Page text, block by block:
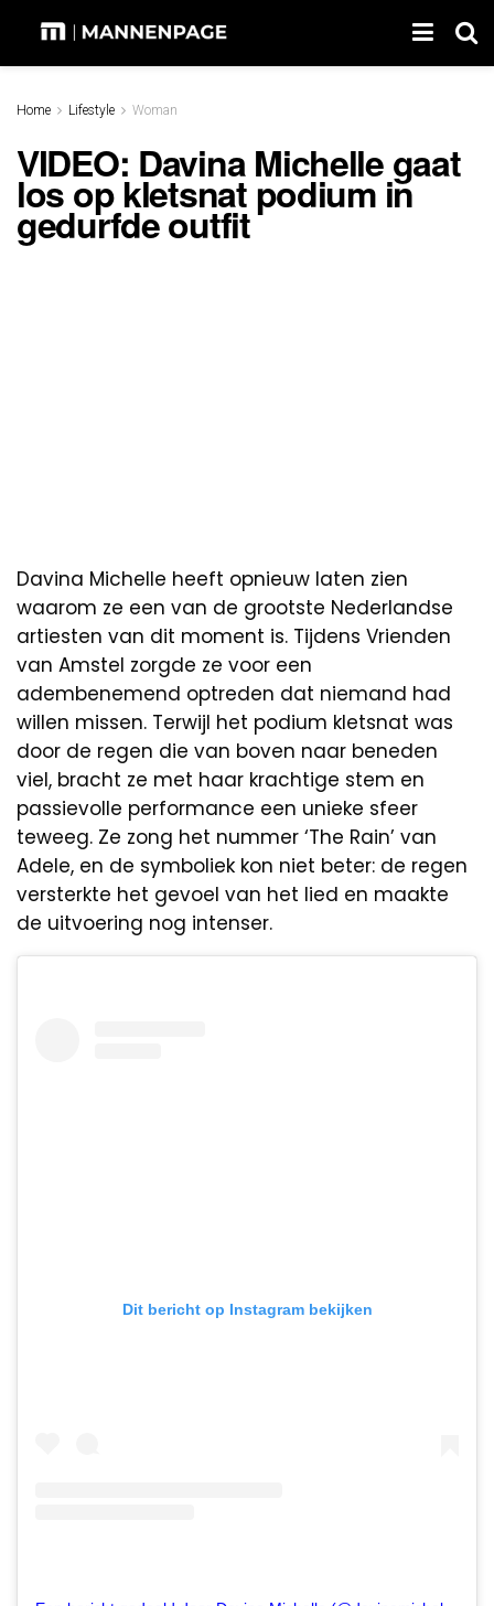
Home Lifestyle Woman
VIDEO: Davina Michelle gaat
los op kletsnat podium in
gedurfde outfit
Davina Michelle heeft opnieuw laten zien
waarom ze een van de grootste Nederlandse
artiesten van dit moment is. Tijdens Vrienden
van Amstel zorgde ze voor een
adembenemend optreden dat niemand had
willen missen. Terwijl het podium kletsnat was
door de regen die van boven naar beneden
viel, bracht ze met haar krachtige stem en
passievolle performance een unieke sfeer
teweeg. Ze zong het nummer ‘The Rain’ van
Adele, en de symboliek kon niet beter: de regen
versterkte het gevoel van het lied en maakte
de uitvoering nog intenser.
Dit bericht op Instagram bekijken